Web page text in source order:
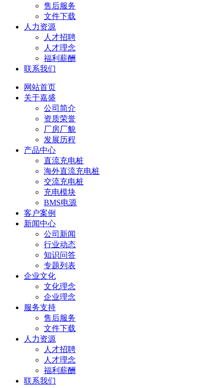
售后服务
文件下载
人力资源
人才招聘
人才理念
福利薪酬
联系我们
网站首页
关于嘉盛
公司简介
资质荣誉
厂房厂貌
发展历程
产品中心
直流充电桩
海外直流充电桩
交流充电桩
充电模块
BMS电源
客户案例
新闻中心
公司新闻
行业动态
知识问答
专题列表
企业文化
文化理念
企业理念
服务支持
售后服务
文件下载
人力资源
人才招聘
人才理念
福利薪酬
联系我们